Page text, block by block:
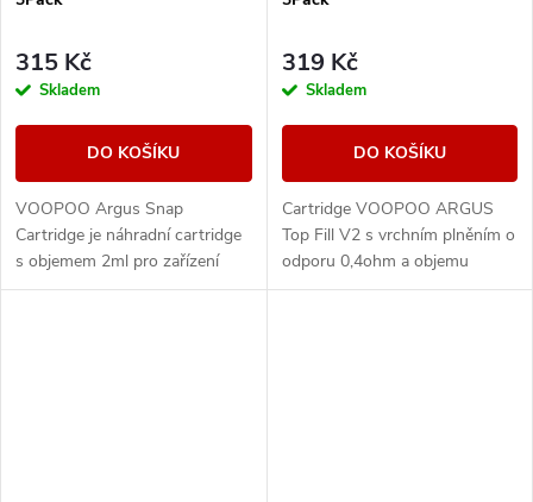
315 Kč
Skladem
DO KOŠÍKU
VOOPOO Argus Snap
Cartridge je náhradní cartridge
s objemem 2ml pro zařízení
řady ARGUS Pod Family. Nabízí
319 Kč
Skladem
DO KOŠÍKU
Cartridge VOOPOO ARGUS
Top Fill V2 s vrchním plněním o
odporu 0,4ohm a objemu
nádržky 2ml s technologií